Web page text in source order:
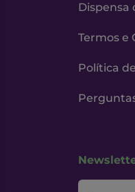
Dispensa
Termos e
Política